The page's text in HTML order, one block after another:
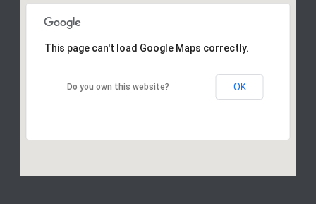
This page can't load Google Maps correctly.
Do you own this website? OK